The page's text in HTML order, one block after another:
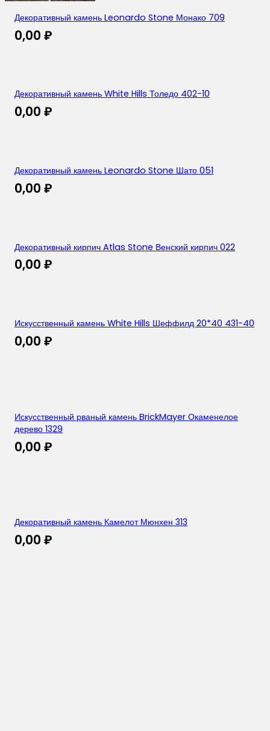
Декоративный камень Leonardo Stone Монако 709
0,00 ₽
Декоративный камень White Hills Толедо 402-10
0,00 ₽
Декоративный камень Leonardo Stone Шато 051
0,00 ₽
Декоративный кирпич Atlas Stone Венский кирпич 022
0,00 ₽
Искусственный камень White Hills Шеффилд 20*40 431-40
0,00 ₽
Искусственный рваный камень BrickMayer Окаменелое
дерево 1329
0,00 ₽
Декоративный камень Камелот Мюнхен 313
0,00 ₽